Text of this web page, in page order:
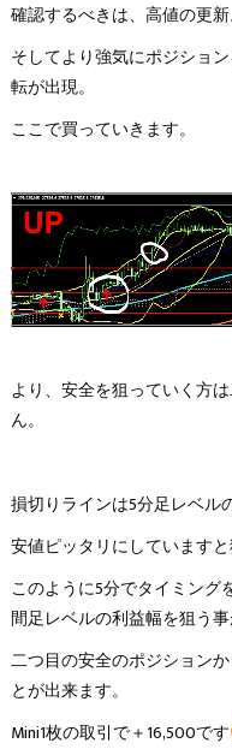
確認するべきは、高値の更
そしてより強気にポジショ
転が出現。
ここで買っていきます。
より、安全を狙っていく方
ん。
損切りラインは5分足レベル
安値ピッタリにしています
このように5分でタイミン
間足レベルの利益幅を狙う
二つ目の安全のポジション
とが出来ます。
Mini1枚の取引で＋16,500です